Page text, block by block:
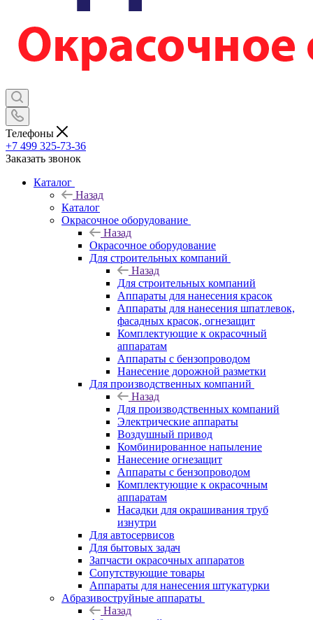
Телефоны
+7 499 325-73-36
Заказать звонок
Каталог
Назад
Каталог
Окрасочное оборудование
Назад
Окрасочное оборудование
Для строительных компаний
Назад
Для строительных компаний
Аппараты для нанесения красок
Аппараты для нанесения шпатлевок,
фасадных красок, огнезащит
Комплектующие к окрасочный
аппаратам
Аппараты с бензопроводом
Нанесение дорожной разметки
Для производственных компаний
Назад
Для производственных компаний
Электрические аппараты
Воздушный привод
Комбинированное напыление
Нанесение огнезащит
Аппараты с бензопроводом
Комплектующие к окрасочным
аппаратам
Насадки для окрашивания труб
изнутри
Для автосервисов
Для бытовых задач
Запчасти окрасочных аппаратов
Сопутствующие товары
Аппараты для нанесения штукатурки
Aбразивоструйные аппараты
Назад